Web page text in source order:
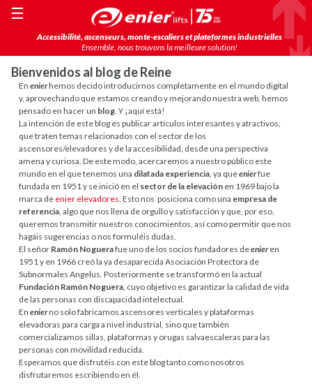
Accessibilité, ascenseurs, monte-escaliers et plateformes industrielles
Ensemble, nous trouvons la meilleure solution!
☰
Bienvenidos al blog de Reine
Enenierhemos decido introducirnos completamente en el mundo digital
y, aprovechando que estamos creando y mejorando nuestra web, hemos
pensado en hacer un blog. Y ¡aquí está!
La intención de este blog es publicar artículos interesantes y atractivos,
que traten temas relacionados con el sector de los
ascensores/elevadores y de la accesibilidad, desde una perspectiva
amena y curiosa. De este modo, acercaremos a nuestro público este
mundo en el que tenemos una dilatada experiencia, ya queenierfue
fundada en 1951 y se inició en el sector de la elevación en 1969 bajo la
marca de enier elevadores. Esto nos posiciona como una empresa de
referencia, algo que nos llena de orgullo y satisfacción y que, por eso,
queremos transmitir nuestros conocimientos, así como permitir que nos
hagáis sugerencias o nos formuléis dudas.
El señor Ramón Noguerafue uno de los socios fundadores deenieren
1951 y en 1966 creó la ya desaparecida Asociación Protectora de
Subnormales Angelus. Posteriormente se transformó en la actual
Fundación Ramón Noguera, cuyo objetivo es garantizar la calidad de vida
de las personas con discapacidad intelectual.
Enenierno solo fabricamos ascensores verticales y plataformas
elevadoras para carga a nivel industrial, sino que también
comercializamos sillas, plataformas y orugas salvaescaleras para las
personas con movilidad reducida.
Esperamos que disfrutéis con este blog tanto como nosotros
disfrutaremos escribiendo en él.